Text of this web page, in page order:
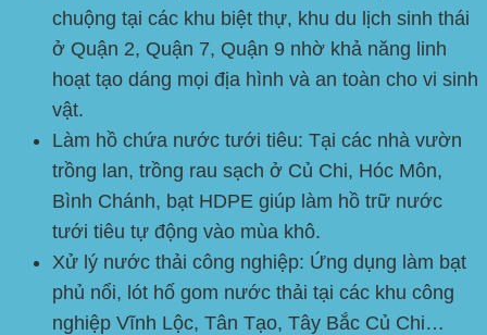
chuộng tại các khu biệt thự, khu du lịch sinh thái
ở Quận 2, Quận 7, Quận 9 nhờ khả năng linh
hoạt tạo dáng mọi địa hình và an toàn cho vi sinh
vật.
Làm hồ chứa nước tưới tiêu: Tại các nhà vườn
trồng lan, trồng rau sạch ở Củ Chi, Hóc Môn,
Bình Chánh, bạt HDPE giúp làm hồ trữ nước
tưới tiêu tự động vào mùa khô.
Xử lý nước thải công nghiệp: Ứng dụng làm bạt
phủ nổi, lót hố gom nước thải tại các khu công
nghiệp Vĩnh Lộc, Tân Tạo, Tây Bắc Củ Chi…